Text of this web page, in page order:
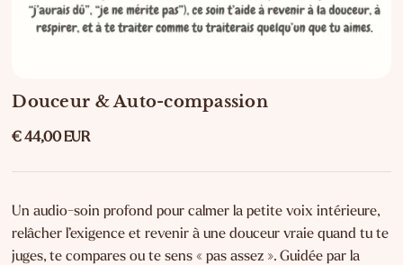
Douceur & Auto-compassion
€ 44,00 EUR
Un audio-soin profond pour calmer la petite voix intérieure,
relâcher l’exigence et revenir à une douceur vraie quand tu te
juges, te compares ou te sens « pas assez ». Guidée par la